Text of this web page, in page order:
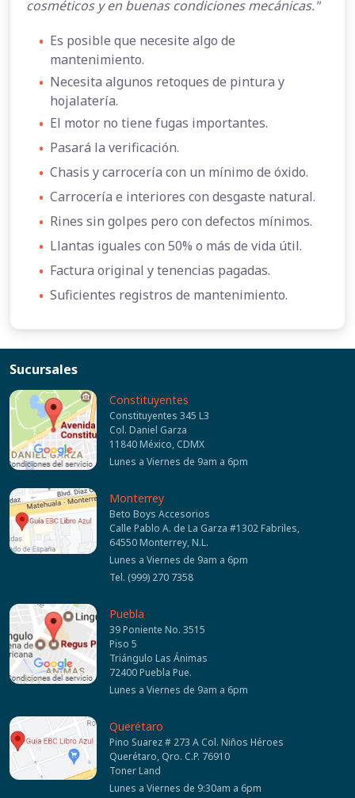
cosméticos y en buenas condiciones mecánicas."
• Es posible que necesite algo de
mantenimiento.
• Necesita algunos retoques de pintura y
hojalatería.
• El motor no tiene fugas importantes.
• Pasará la verificación.
• Chasis y carrocería con un mínimo de óxido.
• Carrocería e interiores con desgaste natural.
• Rines sin golpes pero con defectos mínimos.
• Llantas iguales con 50% o más de vida útil.
• Factura original y tenencias pagadas.
• Suficientes registros de mantenimiento.
Sucursales
Constituyentes
Constituyentes 345 L3
Col. Daniel Garza
11840 México, CDMX
Lunes a Viernes de 9am a 6pm
Monterrey
Beto Boys Accesorios
Calle Pablo A. de La Garza #1302 Fabriles,
64550 Monterrey, N.L.
Lunes a Viernes de 9am a 6pm
Tel. (999) 270 7358
Puebla
39 Poniente No. 3515
Piso 5
Triángulo Las Ánimas
72400 Puebla Pue.
Lunes a Viernes de 9am a 6pm
Querétaro
Pino Suarez # 273 A Col. Niños Héroes
Querétaro, Qro. C.P. 76910
Toner Land
Lunes a Viernes de 9:30am a 6pm